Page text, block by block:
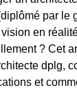
par le
en
? Cet
dplg,
et